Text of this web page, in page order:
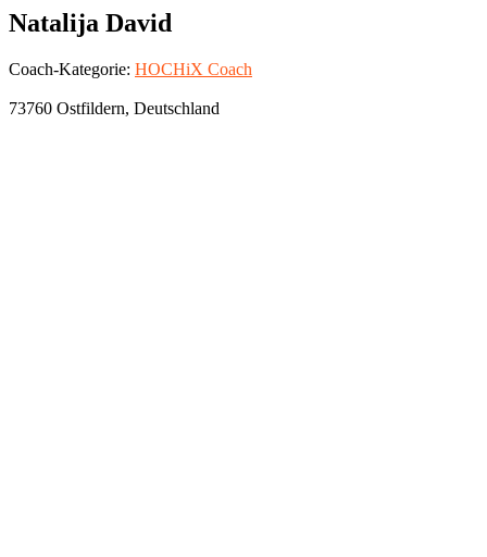
Natalija David
Coach-Kategorie: HOCHiX Coach
73760 Ostfildern, Deutschland